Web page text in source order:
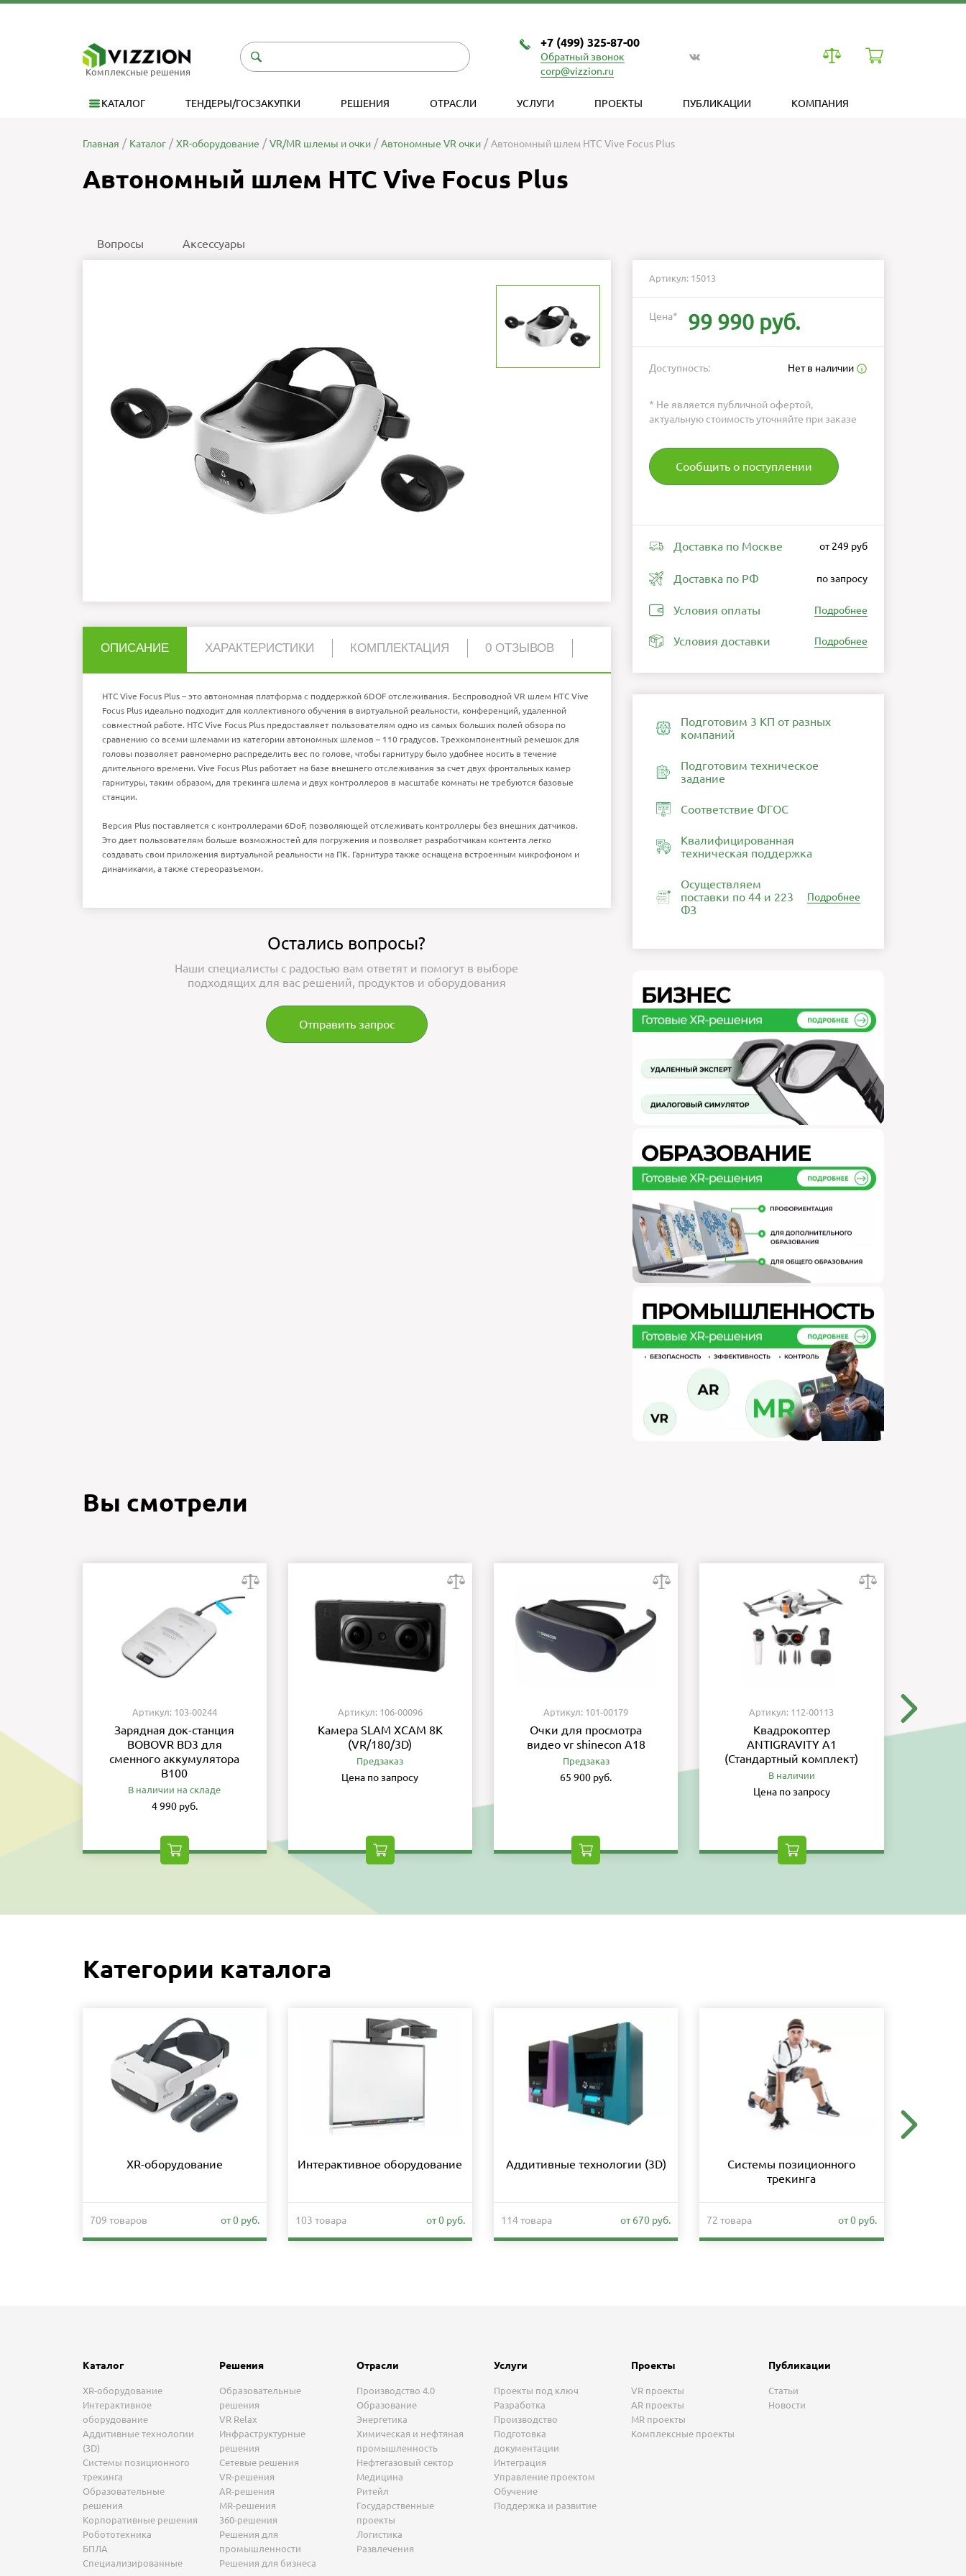
Комплексные решения
+7 (499) 325-87-00
Обратный звонок
corp@vizzion.ru
КАТАЛОГ ТЕНДЕРЫ/ГОСЗАКУПКИ РЕШЕНИЯ ОТРАСЛИ УСЛУГИ ПРОЕКТЫ ПУБЛИКАЦИИ КОМПАНИЯ
Главная Каталог XR-оборудование VR/MR шлемы и очки Автономные VR очки Автономный шлем HTC Vive Focus Plus
Автономный шлем HTC Vive Focus Plus
Вопросы Аксессуары
ОПИСАНИЕ ХАРАКТЕРИСТИКИ КОМПЛЕКТАЦИЯ 0 ОТЗЫВОВ
HTC Vive Focus Plus– это автономная платформа с поддержкой 6DOFотслеживания. Беспроводной VR шлем HTC Vive
Focus Plusидеально подходит для коллективного обучения в виртуальной реальности, конференций, удаленной
совместной работе. HTC Vive Focus Plus предоставляет пользователям одно из самых больших полей обзора по
сравнению со всеми шлемами из категории автономных шлемов – 110 градусов. Трехкомпонентный ремешок для
головы позволяет равномерно распределить вес по голове, чтобы гарнитуру было удобнее носить в течение
длительного времени. Vive Focus Plus работает на базе внешнего отслеживания за счет двух фронтальных камер
гарнитуры, таким образом, для трекинга шлема и двух контроллеров в масштабе комнаты не требуются базовые
станции.
Версия Plus поставляется с контроллерами 6DoF, позволяющей отслеживать контроллеры без внешних датчиков.
Это дает пользователям больше возможностей для погружения и позволяет разработчикам контента легко
создавать свои приложения виртуальной реальности на ПК. Гарнитура также оснащена встроенным микрофоном и
динамиками, а также стереоразъемом.
Интерфейсы USB Type-C, 3.5mm jack, microSD
Датчики Акселерометр, Гироскоп, Магнитометр, Приближения
Операционная система
НАПИСАТЬ ОТЗЫВ
Внимание:HTML не поддерживается! Используйте обычный текст!
Остались вопросы?
Наши специалисты с радостью вам ответят и помогут в выборе
подходящих для вас решений, продуктов и оборудования
Отправить запрос
Артикул: 15013
Цена* 99 990 руб.
Доступность: Нет в наличии
* Не является публичной офертой,
актуальную стоимость уточняйте при заказе
Сообщить о поступлении
Доставка по Москве от 249 руб
Доставка по РФ по запросу
Условия оплаты Подробнее
Условия доставки Подробнее
Подготовим 3 КП от разных
компаний
Подготовим техническое
задание
Соответствие ФГОС
Квалифицированная
техническая поддержка
Осуществляем
поставки по 44 и 223
ФЗ
Подробнее
Вы смотрели
Артикул: 103-00244
Зарядная док-станция
BOBOVR BD3 для
сменного аккумулятора
B100
В наличии на складе
4 990 руб.
Артикул: 106-00096
Камера SLAM XCAM 8K
(VR/180/3D)
Предзаказ
Цена по запросу
Артикул: 101-00179
Очки для просмотра
видео vr shinecon A18
Предзаказ
65 900 руб.
Артикул: 112-00113
Квадрокоптер
ANTIGRAVITY A1
(Стандартный комплект)
В наличии
Цена по запросу
Категории каталога
XR-оборудование
709 товаров от 0 руб.
Интерактивное оборудование
103 товара от 0 руб.
Аддитивные технологии (3D)
114 товара от 670 руб.
Системы позиционного
трекинга
72 товара от 0 руб.
Каталог
XR-оборудование
Интерактивное
оборудование
Аддитивные технологии
(3D)
Системы позиционного
трекинга
Образовательные
решения
Корпоративные решения
Робототехника
БПЛА
Специализированные
Решения
Образовательные
решения
VR Relax
Инфраструктурные
решения
Сетевые решения
VR-решения
AR-решения
MR-решения
360-решения
Решения для
промышленности
Решения для бизнеса
Отрасли
Производство 4.0
Образование
Энергетика
Химическая и нефтяная
промышленность
Нефтегазовый сектор
Медицина
Ритейл
Государственные
проекты
Логистика
Развлечения
Услуги
Проекты под ключ
Разработка
Производство
Подготовка
документации
Интеграция
Управление проектом
Обучение
Поддержка и развитие
Проекты
VR проекты
AR проекты
MR проекты
Комплексные проекты
Публикации
Статьи
Новости